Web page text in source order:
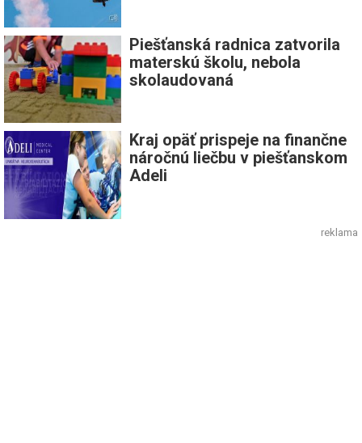
Piešťanská radnica zatvorila
materskú školu, nebola
skolaudovaná
Kraj opäť prispeje na finančne
náročnú liečbu v piešťanskom
Adeli
reklama